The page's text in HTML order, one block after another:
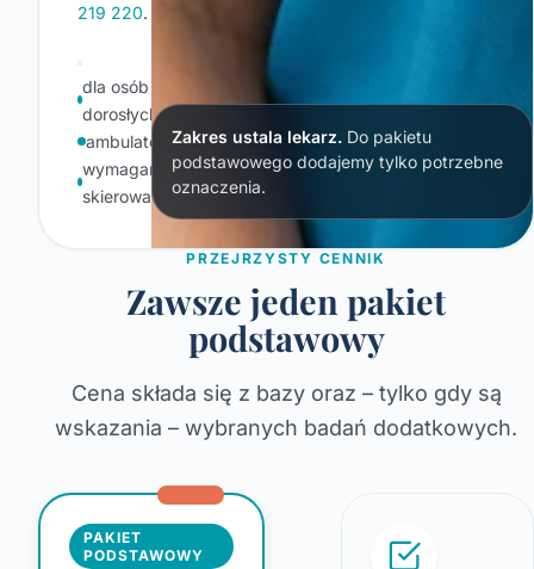
219 220.
dla osób
dorosłych
ambulatoryjnie
wymagane
skierowanie
Zakres ustala lekarz. Do pakietu
podstawowego dodajemy tylko potrzebne
oznaczenia.
PRZEJRZYSTY CENNIK
Zawsze jeden pakiet
podstawowy
Cena składa się z bazy oraz – tylko gdy są
wskazania – wybranych badań dodatkowych.
PAKIET
PODSTAWOWY